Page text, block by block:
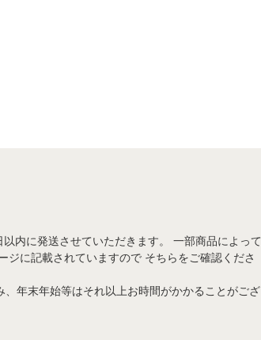
内に発送させていただきます。 一部商品によって
ジに記載されていますので そちらをご確認くださ
年末年始等はそれ以上お時間がかかることがござ